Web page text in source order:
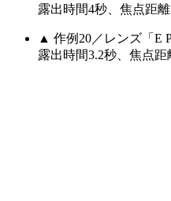
露出時間4秒、焦点距離
▲ 作例20／レンズ「E
露出時間3.2秒、焦点距